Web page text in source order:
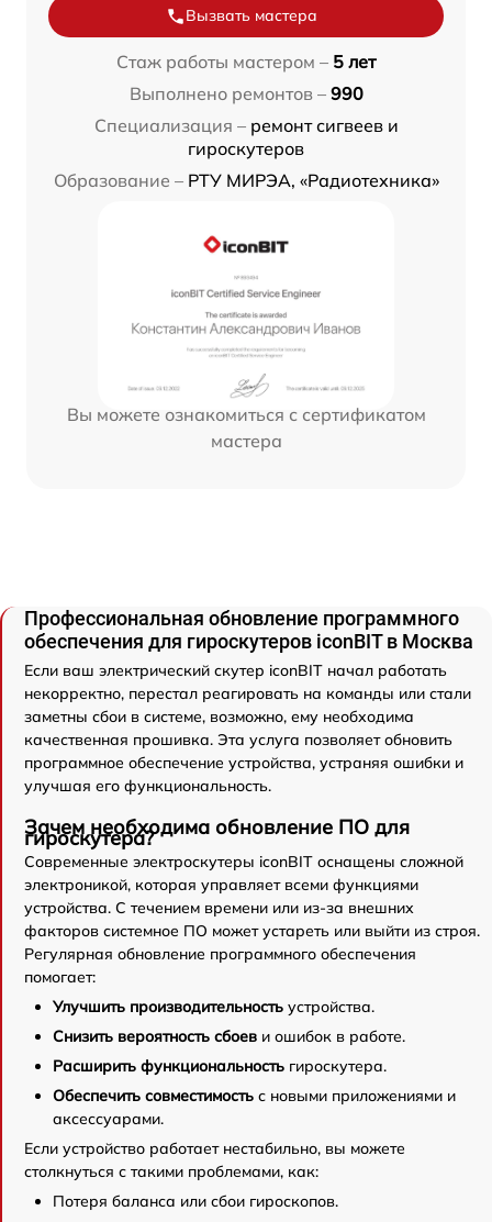
Вызвать мастера
Стаж работы мастером – 5 лет
Выполнено ремонтов – 990
Специализация – ремонт сигвеев и
гироскутеров
Образование – РТУ МИРЭА, «Радиотехника»
Вы можете ознакомиться с сертификатом
мастера
Профессиональная обновление программного
обеспечения для гироскутеров iconBIT в Москва
Если ваш электрический скутер iconBIT начал работать
некорректно, перестал реагировать на команды или стали
заметны сбои в системе, возможно, ему необходима
качественная прошивка. Эта услуга позволяет обновить
программное обеспечение устройства, устраняя ошибки и
улучшая его функциональность.
Зачем необходима обновление ПО для
гироскутера?
Современные электроскутеры iconBIT оснащены сложной
электроникой, которая управляет всеми функциями
устройства. С течением времени или из-за внешних
факторов системное ПО может устареть или выйти из строя.
Регулярная обновление программного обеспечения
помогает:
Улучшить производительность устройства.
Снизить вероятность сбоев и ошибок в работе.
Расширить функциональность гироскутера.
Обеспечить совместимость с новыми приложениями и
аксессуарами.
Если устройство работает нестабильно, вы можете
столкнуться с такими проблемами, как:
Потеря баланса или сбои гироскопов.